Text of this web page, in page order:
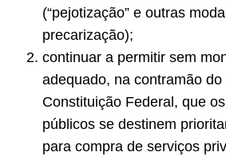
(“pejotização” e outras
precarização);
continuar a permitir sem
adequado, na contramão
Constituição Federal, que
públicos se destinem
para compra de serviços